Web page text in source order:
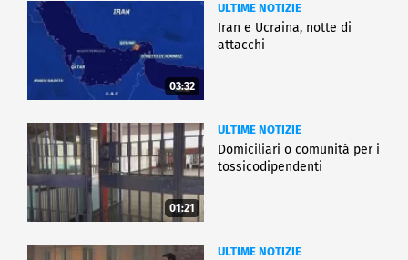
03:32
ULTIME NOTIZIE
Iran e Ucraina, notte di
attacchi
01:21
ULTIME NOTIZIE
Domiciliari o comunità per i
tossicodipendenti
ULTIME NOTIZIE